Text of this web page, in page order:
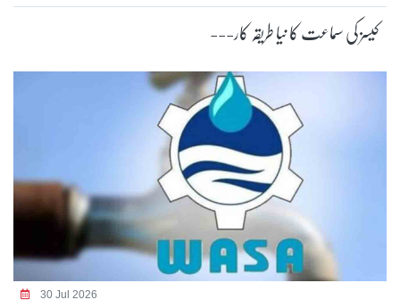
کیسز کی سماعت کا نیا طریقہ کار---
30 Jul 2026